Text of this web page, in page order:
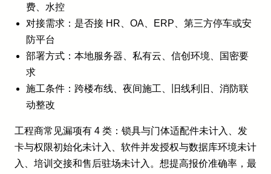
费、水控
对接需求：是否接 HR、OA、ERP、第三方停车或安
防平台
部署方式：本地服务器、私有云、信创环境、国密要
求
施工条件：跨楼布线、夜间施工、旧线利旧、消防联
动整改
工程商常见漏项有 4 类：锁具与门体适配件未计入、发
卡与权限初始化未计入、软件并发授权与数据库环境未计
入、培训交接和售后驻场未计入。想提高报价准确率，最